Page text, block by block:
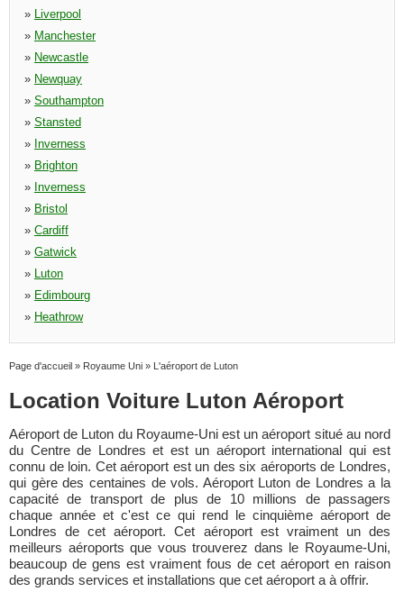
» Liverpool
» Manchester
» Newcastle
» Newquay
» Southampton
» Stansted
» Inverness
» Brighton
» Inverness
» Bristol
» Cardiff
» Gatwick
» Luton
» Edimbourg
» Heathrow
Page d'accueil » Royaume Uni » L'aéroport de Luton
Location Voiture Luton Aéroport
Aéroport de Luton du Royaume-Uni est un aéroport situé au nord
du Centre de Londres et est un aéroport international qui est
connu de loin. Cet aéroport est un des six aéroports de Londres,
qui gère des centaines de vols. Aéroport Luton de Londres a la
capacité de transport de plus de 10 millions de passagers
chaque année et c'est ce qui rend le cinquième aéroport de
Londres de cet aéroport. Cet aéroport est vraiment un des
meilleurs aéroports que vous trouverez dans le Royaume-Uni,
beaucoup de gens est vraiment fous de cet aéroport en raison
des grands services et installations que cet aéroport a à offrir.